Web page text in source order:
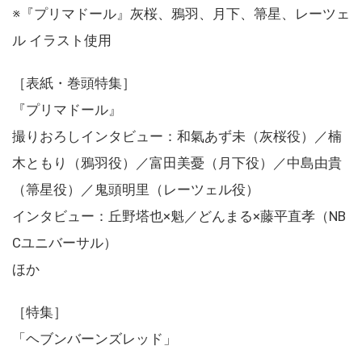
※『プリマドール』灰桜、鴉羽、月下、箒星、レーツェ
ル イラスト使用
［表紙・巻頭特集］
『プリマドール』
撮りおろしインタビュー：和氣あず未（灰桜役）／楠
木ともり（鴉羽役）／富田美憂（月下役）／中島由貴
（箒星役）／鬼頭明里（レーツェル役）
インタビュー：丘野塔也×魁／どんまる×藤平直孝（NB
Cユニバーサル）
ほか
［特集］
「ヘブンバーンズレッド」